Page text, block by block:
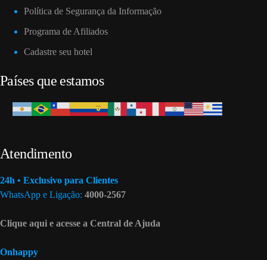
Política de Segurança da Informação
Programa de Afiliados
Cadastre seu hotel
Países que estamos
Atendimento
24h • Exclusivo para Clientes
WhatsApp e Ligação: 4000-2567
Clique aqui e acesse a Central de Ajuda
Onhappy